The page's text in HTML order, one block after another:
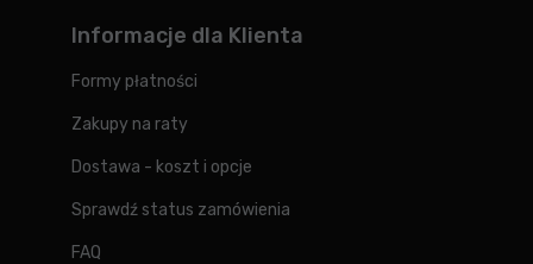
Informacje dla Klienta
Formy płatności
Zakupy na raty
Dostawa - koszt i opcje
Sprawdź status zamówienia
FAQ